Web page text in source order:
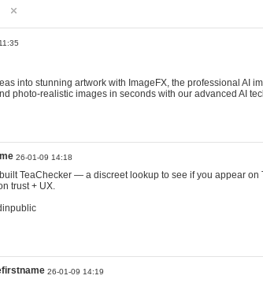
into stunning artwork with ImageFX, the professional AI
photo-realistic images in seconds with our advanced AI
26-01-09 14:18
TeaChecker — a discreet lookup to see if you appear
trust + UX.
26-01-09 14:19